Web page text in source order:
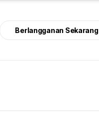
Berlangganan Sekarang